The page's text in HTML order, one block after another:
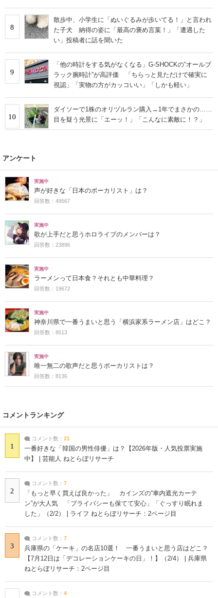
8
散歩中、小学生に「ぬいぐるみが歩いてる！」と言われ
た子犬 納得の姿に「最高の褒め言葉！」「遭遇した
い」投稿者に話を聞いた
9
「他の時計をする気がなくなる」G-SHOCKの“オールブ
ラック腕時計”が高評価 「ちらっと見ただけで確実に
視認」「実物の方がカッコいい」「しかも軽い」
10
ダイソーで1株のオリヅルラン購入→1年でまさかの……
目を疑う光景に「エーッ！」「こんなに素敵に！？」
アンケート
実施中
声が好きな「日本のボーカリスト」は？
回答数：49567
実施中
歌が上手だと思うホロライブのメンバーは？
回答数：23896
実施中
ラーメンって日本食？それとも中華料理？
回答数：19672
実施中
神奈川県で一番うまいと思う「横浜家系ラーメン店」はどこ？
回答数：8513
実施中
唯一無二の歌声だと思うボーカリストは？
回答数：8136
コメントランキング
1
コメント数： 21
一番好きな「韓国の男性俳優」は？【2026年版・人気投票実施
中】 | 芸能人 ねとらぼリサーチ
2
コメント数： 7
「もっと早く買えば良かった」 カインズの“車内遮光カーテ
ン”が大人気 「プライバシーも保てて安心」「ぐっすり眠れま
した」（2/2） | ライフ ねとらぼリサーチ：2ページ目
3
コメント数： 7
兵庫県の「ケーキ」の名店10選！ 一番うまいと思う店はどこ？
【7月12日は「デコレーションケーキの日」！】（2/4） | 兵庫県
ねとらぼリサーチ：2ページ目
コメント数： 4